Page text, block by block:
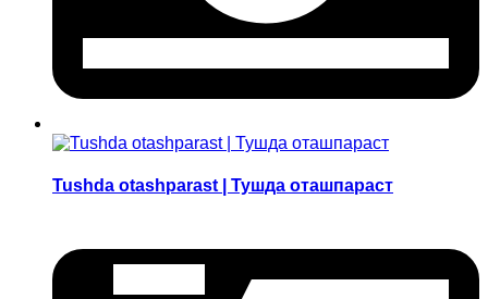
Tushda otashparast | Тушда оташпараст